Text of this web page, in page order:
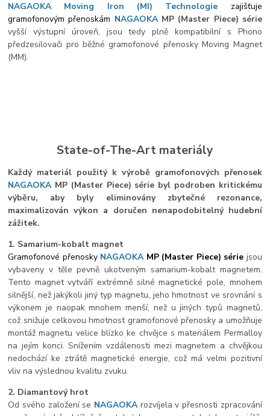
NAGAOKA Moving Iron (MI) Technologie zajišťuje
gramofonovým přenoskám NAGAOKA MP (Master Piece) série
vyšší výstupní úroveň, jsou tedy plně kompatibilní s Phono
předzesilovači pro běžné gramofonové přenosky Moving Magnet
(MM).
State-of-The-Art materiály
Každý materiál použitý k výrobě gramofonových přenosek
NAGAOKAMP (Master Piece) série byl podroben kritickému
výběru, aby byly eliminovány zbytečné rezonance,
maximalizován výkon a doručen nenapodobitelný hudební
zážitek.
1. Samarium-kobalt magnet
Gramofonové přenosky NAGAOKA MP (Master Piece) série jsou
vybaveny v těle pevně ukotveným samarium-kobalt magnetem.
Tento magnet vytváří extrémně silné magnetické pole, mnohem
silnější, než jakýkoli jiný typ magnetu, jeho hmotnost ve srovnání s
výkonem je naopak mnohem menší, než u jiných typů magnetů,
což snižuje celkovou hmotnost gramofonové přenosky a umožňuje
montáž magnetu velice blízko ke chvějce s materiálem Permalloy
na jejím konci. Snížením vzdálenosti mezi magnetem a chvějkou
nedochází ke ztrátě magnetické energie, což má velmi pozitivní
vliv na výslednou kvalitu zvuku.
2. Diamantový hrot
Od svého založení se NAGAOKArozvíjela v přesnosti zpracování